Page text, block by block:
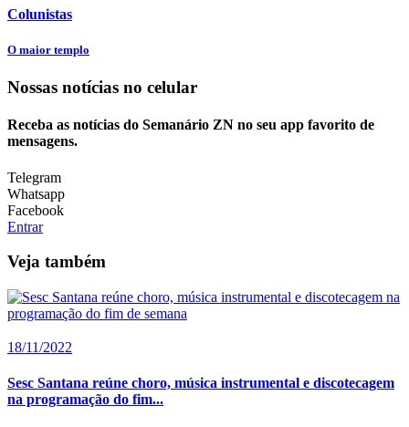
Colunistas
O maior templo
Nossas notícias no celular
Receba as notícias do Semanário ZN no seu app favorito de
mensagens.
Telegram
Whatsapp
Facebook
Entrar
Veja também
18/11/2022
Sesc Santana reúne choro, música instrumental e discotecagem
na programação do fim...